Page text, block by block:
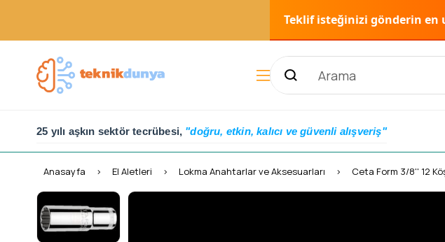
Teklif isteğinizi gönderin en
25 yılı aşkın sektör tecrübesi, "doğru, etkin, kalıcı ve güvenli alışveriş"
Anasayfa El Aletleri Lokma Anahtarlar ve Aksesuarları Ceta Form 3/8'' 12